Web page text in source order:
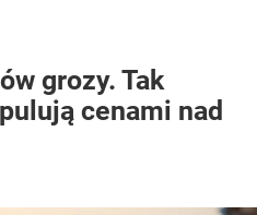
grozy. Tak
cenami nad